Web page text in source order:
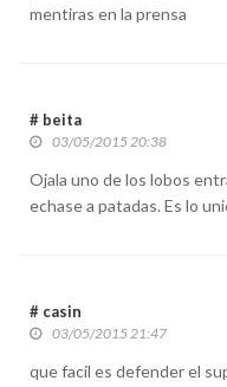
mentiras en la prensa
# beita
03/05/2015 20:38
Ojala uno de los lobos
echase a patadas. Es lo
# casin
03/05/2015 21:47
que facil es defender el